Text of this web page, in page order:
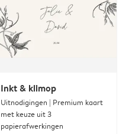
Inkt & klimop
Uitnodigingen | Premium kaart
met keuze uit 3
papierafwerkingen